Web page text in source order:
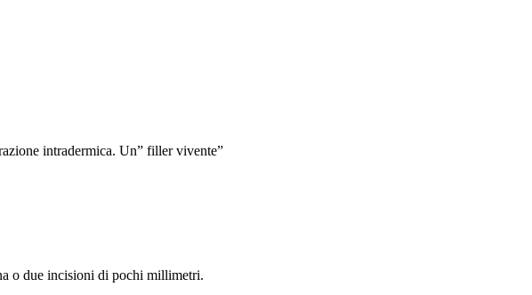
intradermica. Un” filler vivente”
o due incisioni di pochi millimetri.